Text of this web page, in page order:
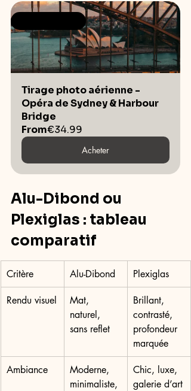
Tirage photo aérienne -
Opéra de Sydney & Harbour
Bridge
From€34.99
Acheter
Alu-Dibond ou
Plexiglas : tableau
comparatif
Critère Alu-Dibond Plexiglas
Rendu visuel
Mat,
naturel,
sans reflet
Brillant,
contrasté,
profondeur
marquée
Ambiance
Moderne,
minimaliste,
Chic, luxe,
galerie d’art